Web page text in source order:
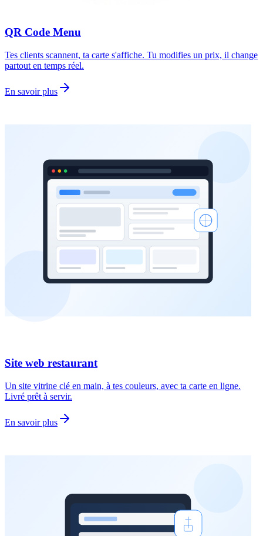
QR Code Menu
Tes clients scannent, ta carte s'affiche. Tu modifies un prix, il change
partout en temps réel.
En savoir plus
Site web restaurant
Un site vitrine clé en main, à tes couleurs, avec ta carte en ligne.
Livré prêt à servir.
En savoir plus